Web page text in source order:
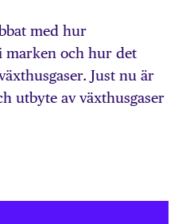
med hur
marken och hur det
Just nu är
utbyte av växthusgaser